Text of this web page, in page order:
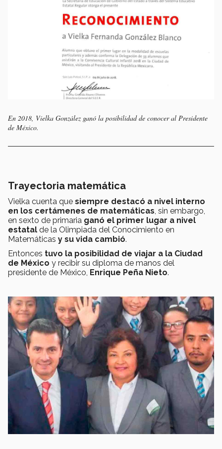
En 2018, Vielka González ganó la posibilidad de conocer al Presidente
de México.
Trayectoria matemática
Vielka cuenta que siempre destacó a nivel interno
en los certámenes de matemáticas, sin embargo,
en sexto de primaria ganó el primer lugar a nivel
estatal de la Olimpiada del Conocimiento en
Matemáticas y su vida cambió.
Entonces tuvo la posibilidad de viajar a la Ciudad
de México y recibir su diploma de manos del
presidente de México, Enrique Peña Nieto.